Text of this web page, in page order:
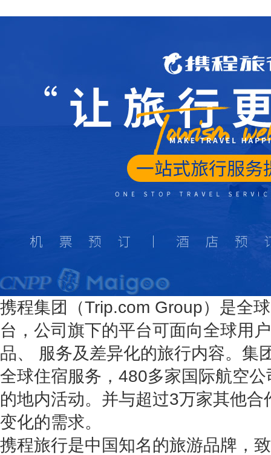
携程集团（Trip.com Group）是全
台，公司旗下的平台可面向全球用
品、 服务及差异化的旅行内容。集
全球住宿服务，480多家国际航空
的地内活动。并与超过3万家其他
变化的需求。
携程旅行是中国知名的旅游品牌，